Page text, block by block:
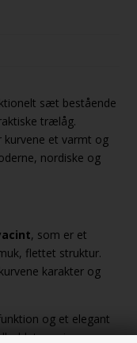
sæt bestående
trælåg.
kurvene et varmt og
nordiske og
, som er et
flettet struktur.
karakter og
og et elegant
og giver